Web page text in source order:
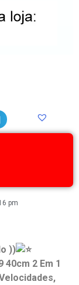
pm
))
2 Em 1